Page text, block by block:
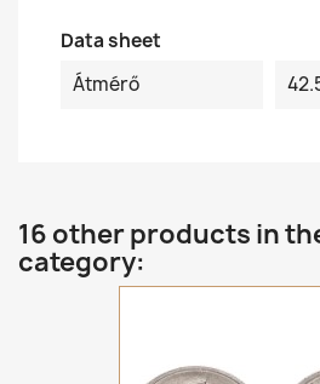
Data sheet
Átmérő
16 other products in
category: